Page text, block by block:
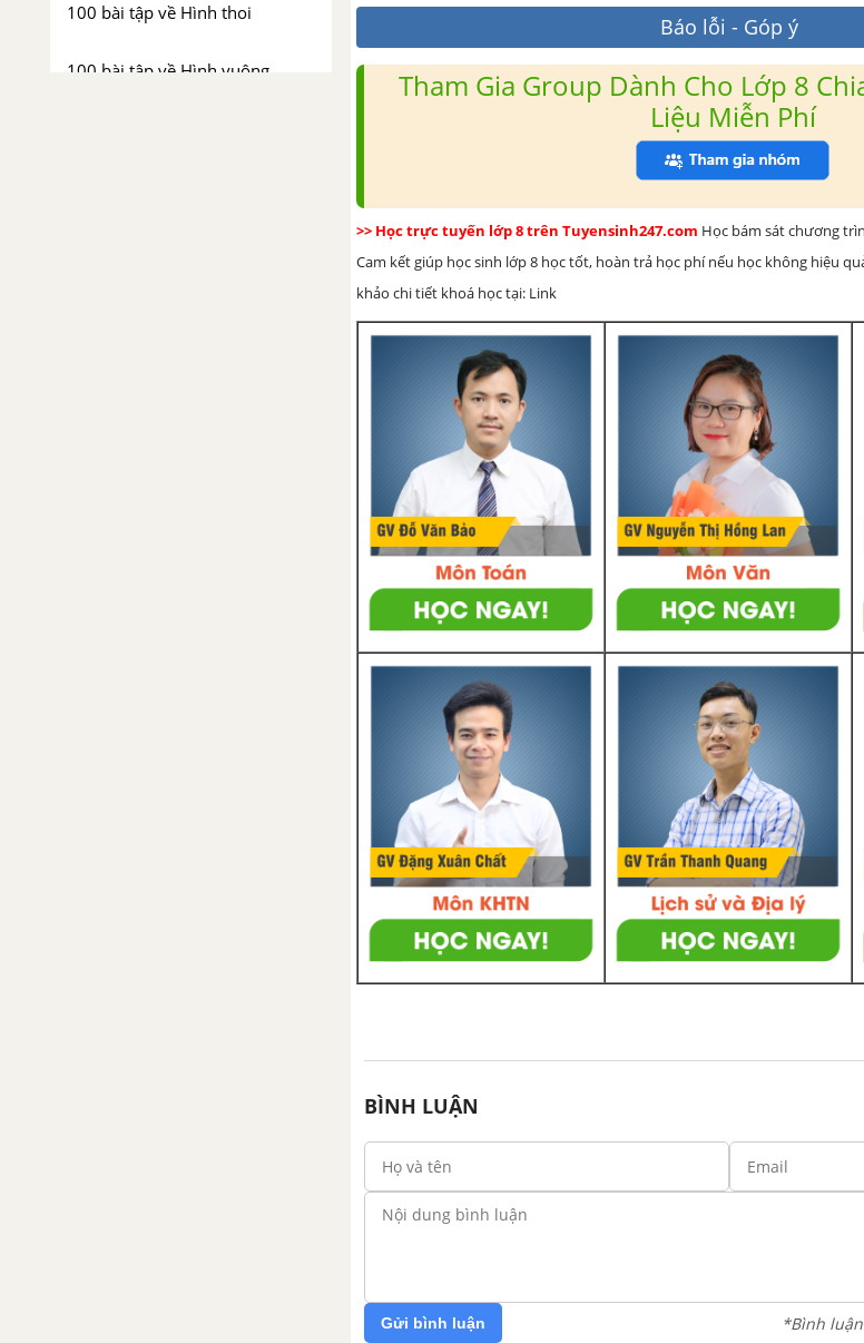
100 bài tập về Hình thoi
100 bài tập về Hình vuông
Báo lỗi - Góp ý
Tham Gia Group Dành Cho Lớp 8
Liệu Miễn Phí
>> Học trực tuyến lớp 8 trên Tuyensinh247.com Học bám sát chương
Cam kết giúp học sinh lớp 8 học tốt, hoàn trả học phí nếu học không hiệu
khảo chi tiết khoá học tại: Link
BÌNH LUẬN
Gửi bình luận *Bình